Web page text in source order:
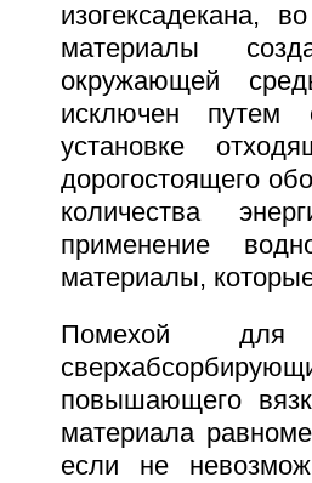
изогексадекана,
материалы
окружающей
исключен путем
установке
дорогостоящего
количества
применение
материалы,
Помехой для
повышающего
материала
если не